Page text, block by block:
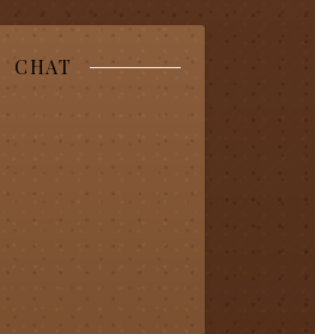
CHAT